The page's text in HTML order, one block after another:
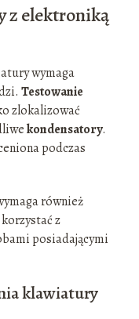
z elektroniką
wymaga
Testowanie
zlokalizować
kondensatory.
podczas
również
z
posiadającymi
klawiatury